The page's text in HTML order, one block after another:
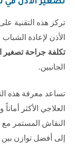
تصغير الأذن في
تركز هذه التقنية
الأذن لإعادة
تكلفة جراحة تصغير
الجانبين.
تساعد معرفة هذه
العلاجي الأكثر
النقاش المستمر
إلى أفضل توازن